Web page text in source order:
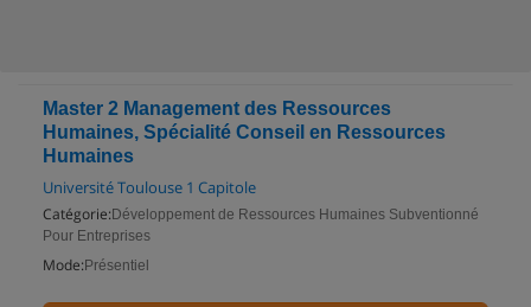
Master 2 Management des Ressources
Humaines, Spécialité Conseil en Ressources
Humaines
Université Toulouse 1 Capitole
Catégorie: Développement de Ressources Humaines Subventionné
Pour Entreprises
Mode: Présentiel